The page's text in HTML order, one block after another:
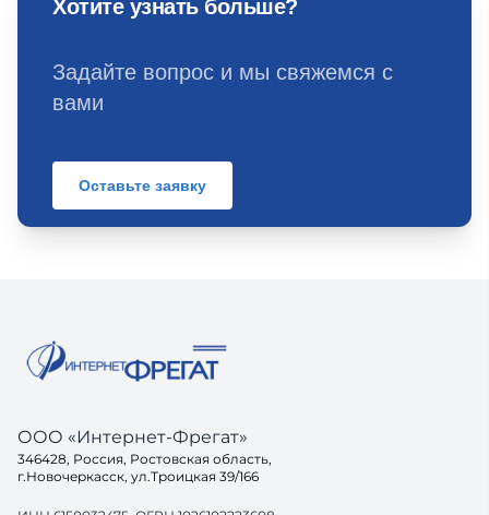
Хотите узнать больше?
Задайте вопрос и мы свяжемся с
вами
Оставьте заявку
ООО «Интернет-Фрегат»
346428, Россия, Ростовская область,
г.Новочеркасск, ул.Троицкая 39/166